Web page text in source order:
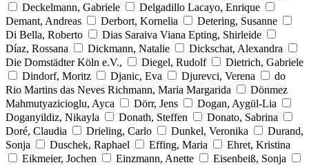
Deckelmann, Gabriele
Delgadillo Lacayo, Enrique
Demant, Andreas
Derbort, Kornelia
Detering, Susanne
Di Bella, Roberto
Dias Saraiva Viana Epting, Shirleide
Díaz, Rossana
Dickmann, Natalie
Dickschat, Alexandra
Die Domstädter Köln e.V.,
Diegel, Rudolf
Dietrich, Gabriele
Dindorf, Moritz
Djanic, Eva Djurevci, Verena
do
Rio Martins das Neves Richmann, Maria Margarida
Dönmez
Mahmutyazicioglu, Ayca
Dörr, Jens
Dogan, Aygül-Lia
Doganyildiz, Nikayla
Donath, Steffen
Donato, Sabrina
Doré, Claudia
Drieling, Carlo Dunkel, Veronika
Durand,
Sonja
Duschek, Raphael Effing, Maria
Ehret, Kristina
Eikmeier, Jochen
Einzmann, Anette
Eisenbeiß, Sonja